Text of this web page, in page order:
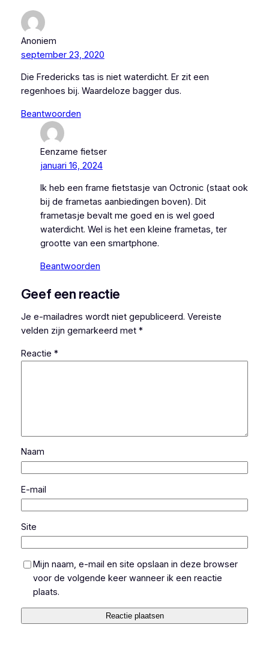
Anoniem
september 23, 2020
Die Fredericks tas is niet waterdicht. Er zit een
regenhoes bij. Waardeloze bagger dus.
Beantwoorden
Eenzame fietser
januari 16, 2024
Ik heb een frame fietstasje van Octronic (staat ook
bij de frametas aanbiedingen boven). Dit
frametasje bevalt me goed en is wel goed
waterdicht. Wel is het een kleine frametas, ter
grootte van een smartphone.
Beantwoorden
Geef een reactie
Je e-mailadres wordt niet gepubliceerd. Vereiste
velden zijn gemarkeerd met *
Reactie *
Naam
E-mail
Site
Mijn naam, e-mail en site opslaan in deze browser
voor de volgende keer wanneer ik een reactie
plaats.